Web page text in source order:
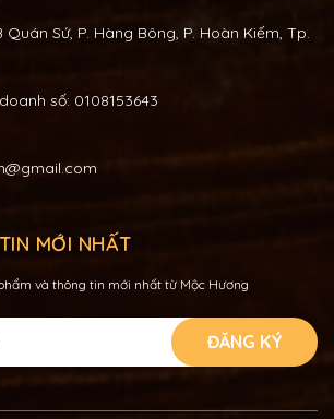
Sứ, P. Hàng Bông, P. Hoàn Kiếm, Tp.
số: 0108153643
MỚI NHẤT
và thông tin mới nhất từ Mộc Hương
ĐĂNG KÝ